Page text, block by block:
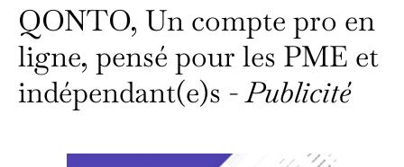
QONTO, Un compte pro en
ligne, pensé pour les PME et
indépendant(e)s -Publicité